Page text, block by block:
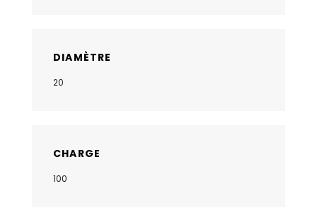
DIAMÈTRE
20
CHARGE
100